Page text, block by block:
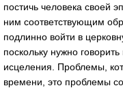
постичь человека своей
ним соответствующим
подлинно войти в
поскольку нужно
исцеления. Проблемы,
времени, это проблемы